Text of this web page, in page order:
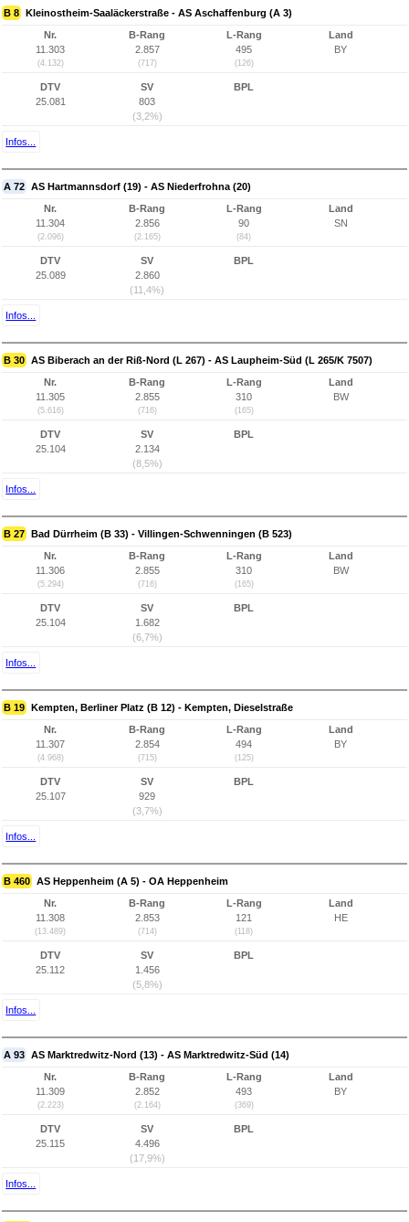
B 8 Kleinostheim-Saaläckerstraße - AS Aschaffenburg (A 3)
Nr.
11.303
(4.132)
B-Rang
2.857
(717)
L-Rang
495
(126)
Land
BY
DTV
25.081
SV
803
(3,2%)
BPL
Infos...
A 72 AS Hartmannsdorf (19) - AS Niederfrohna (20)
Nr.
11.304
(2.096)
B-Rang
2.856
(2.165)
L-Rang
90
(84)
Land
SN
DTV
25.089
SV
2.860
(11,4%)
BPL
Infos...
B 30 AS Biberach an der Riß-Nord (L 267) - AS Laupheim-Süd (L 265/K 7507)
Nr.
11.305
(5.616)
B-Rang
2.855
(716)
L-Rang
310
(165)
Land
BW
DTV
25.104
SV
2.134
(8,5%)
BPL
Infos...
B 27 Bad Dürrheim (B 33) - Villingen-Schwenningen (B 523)
Nr.
11.306
(5.294)
B-Rang
2.855
(716)
L-Rang
310
(165)
Land
BW
DTV
25.104
SV
1.682
(6,7%)
BPL
Infos...
B 19 Kempten, Berliner Platz (B 12) - Kempten, Dieselstraße
Nr.
11.307
(4.968)
B-Rang
2.854
(715)
L-Rang
494
(125)
Land
BY
DTV
25.107
SV
929
(3,7%)
BPL
Infos...
B 460 AS Heppenheim (A 5) - OA Heppenheim
Nr.
11.308
(13.489)
B-Rang
2.853
(714)
L-Rang
121
(118)
Land
HE
DTV
25.112
SV
1.456
(5,8%)
BPL
Infos...
A 93 AS Marktredwitz-Nord (13) - AS Marktredwitz-Süd (14)
Nr.
11.309
(2.223)
B-Rang
2.852
(2.164)
L-Rang
493
(369)
Land
BY
DTV
25.115
SV
4.496
(17,9%)
BPL
Infos...